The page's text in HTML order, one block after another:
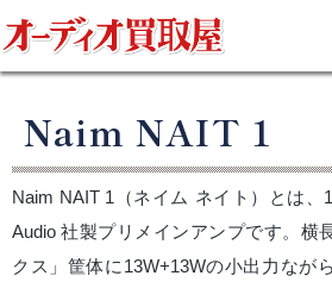
Naim NAIT 1
Naim NAIT 1（ネイム ネイト）とは、
Audio 社製プリメインアンプです。横
クス」筐体に13W+13Wの小出力なが